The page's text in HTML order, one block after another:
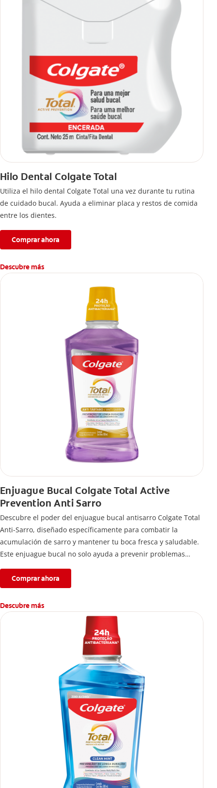
Hilo Dental Colgate Total
Utiliza el hilo dental Colgate Total una vez durante tu rutina
de cuidado bucal. Ayuda a eliminar placa y restos de comida
entre los dientes.
Comprar ahora
Descubre más
Enjuague Bucal Colgate Total Active
Prevention Anti Sarro
Descubre el poder del enjuague bucal antisarro Colgate Total
Anti-Sarro, diseñado específicamente para combatir la
acumulación de sarro y mantener tu boca fresca y saludable.
Este enjuague bucal no solo ayuda a prevenir problemas
Comprar ahora
Descubre más